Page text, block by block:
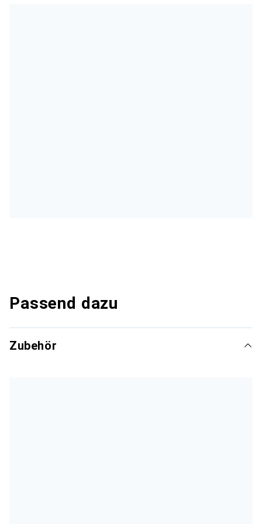
Passend dazu
Zubehör